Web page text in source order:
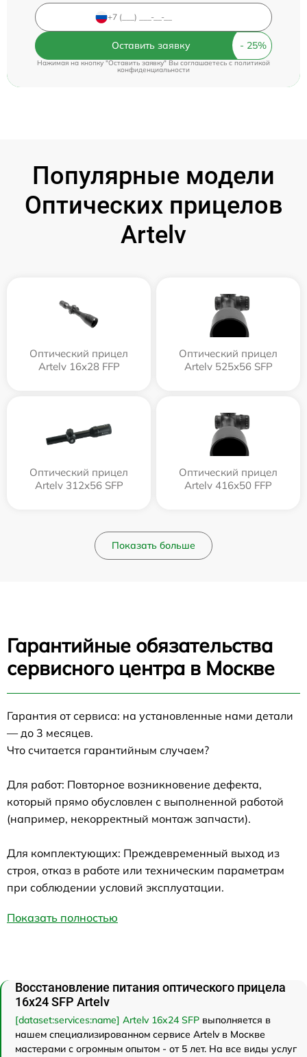
Оставить заявку
Нажимая на кнопку "Оставить заявку" Вы соглашаетесь cполитикой
конфиденциальности
Популярные модели
Оптических прицелов
Artelv
Оптический прицел
Artelv 16x28 FFP
Оптический прицел
Artelv 525x56 SFP
Оптический прицел
Artelv 312x56 SFP
Оптический прицел
Artelv 416x50 FFP
Показать больше
Гарантийные обязательства
сервисного центра в Москве
Гарантия от сервиса: на установленные нами детали
— до 3 месяцев.
Что считается гарантийным случаем?
Для работ: Повторное возникновение дефекта,
который прямо обусловлен с выполненной работой
(например, некорректный монтаж запчасти).
Для комплектующих: Преждевременный выход из
строя, отказ в работе или техническим параметрам
при соблюдении условий эксплуатации.
Показать полностью
Восстановление питания оптического прицела
16x24 SFP Artelv
[dataset:services:name] Artelv 16x24 SFP выполняется в
нашем специализированном сервисе Artelv в Москве
мастерами с огромным опытом - от 5 лет. На все виды услуг